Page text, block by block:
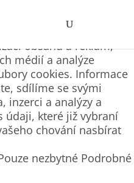
stránek a s vaším
obsahu a reklam,
médií a analýze
cookies. Informace
sdílíme se svými
inzerci a analýzy a
údaji, které již vybraní
chování nasbírat
nezbytné Podrobné